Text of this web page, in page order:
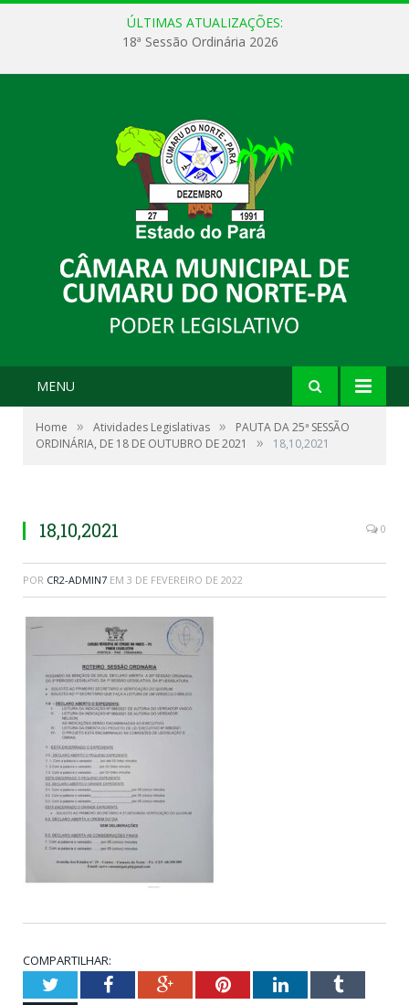
ÚLTIMAS ATUALIZAÇÕES:
18ª Sessão Ordinária 2026
MENU
Home » Atividades Legislativas »
PAUTA DA 25ª SESSÃO
ORDINÁRIA, DE 18 DE OUTUBRO DE 2021
» 18,10,2021
18,10,2021 0
POR CR2-ADMIN7 EM 3 DE FEVEREIRO DE 2022
COMPARTILHAR:
TwitterFacebookGoogle+PinterestLinkedInTumblr